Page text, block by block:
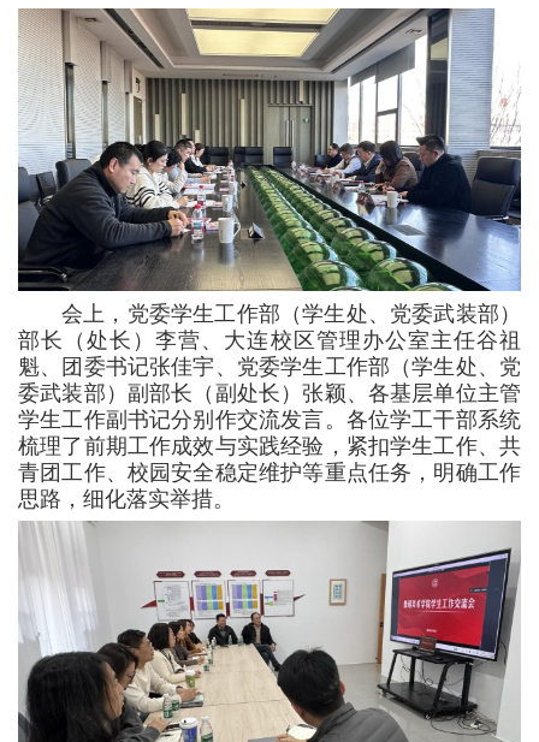
会上，党委学生工作部（学生处、党委武装部）
部长（处长）李营、大连校区管理办公室主任谷祖
魁、团委书记张佳宇、党委学生工作部（学生处、党
委武装部）副部长（副处长）张颖、各基层单位主管
学生工作副书记分别作交流发言。各位学工干部系统
梳理了前期工作成效与实践经验，紧扣学生工作、共
青团工作、校园安全稳定维护等重点任务，明确工作
思路，细化落实举措。